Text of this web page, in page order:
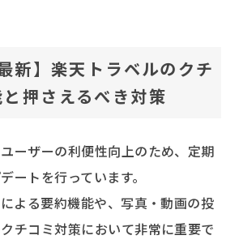
新】楽天トラベルのクチ
押さえるべき対策
ーザーの利便性向上のため、定期
ートを行っています。
よる要約機能や、写真・動画の投
チコミ対策において非常に重要で